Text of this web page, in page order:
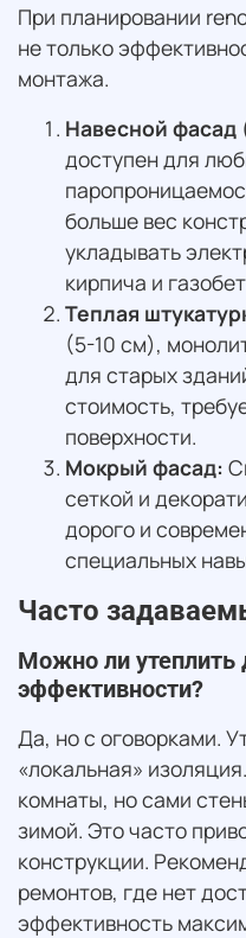
При планировании
не только
монтажа.
Навесной фасад
доступен для
больше вес
укладывать
кирпича и
Теплая
(5-10 см),
для старых
стоимость,
поверхности.
Мокрый фасад:
сеткой и
дорого и
специальных
Часто
Можно ли утеплить
эффективности?
Да, но с оговорками.
«локальная»
комнаты, но сами
зимой. Это часто
конструкции.
ремонтов, где нет
эффективность